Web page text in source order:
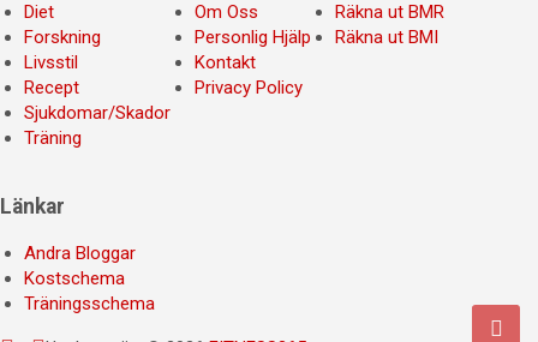
Diet
Forskning
Livsstil
Recept
Sjukdomar/Skador
Träning
Om Oss
Personlig Hjälp
Kontakt
Privacy Policy
Räkna ut BMR
Räkna ut BMI
Länkar
Andra Bloggar
Kostschema
Träningsschema